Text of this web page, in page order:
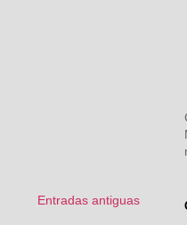
Entradas antiguas